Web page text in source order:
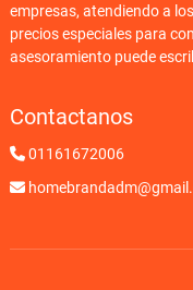
empresas, atendiendo a
precios especiales para
asesoramiento puede
Contactanos
01161672006